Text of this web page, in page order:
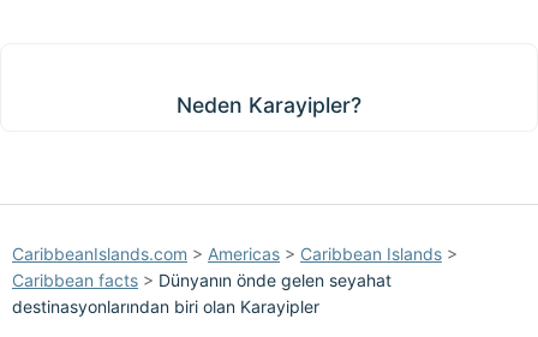
Neden Karayipler?
CaribbeanIslands.com > Americas > Caribbean Islands >
Caribbean facts > Dünyanın önde gelen seyahat
destinasyonlarından biri olan Karayipler